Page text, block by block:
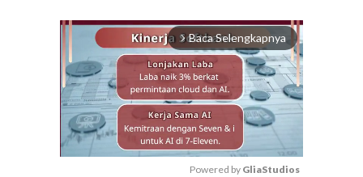
arrow_forward_ios Baca Selengkapnya
Powered by GliaStudios